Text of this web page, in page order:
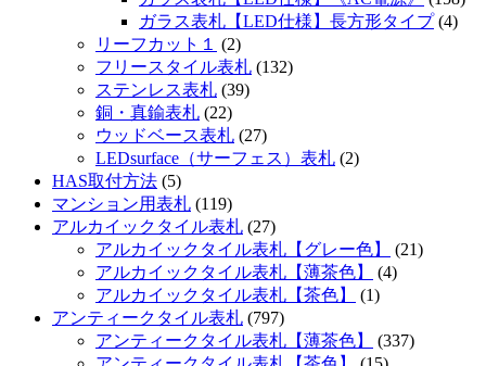
ガラス表札【LED仕様】長方形タイプ(4)
リーフカット１
(2)
フリースタイル表札 (132)
ステンレス表札 (39)
銅・真鍮表札 (22)
ウッドベース表札 (27)
LEDsurface（サーフェス）表札 (2)
HAS取付方法 (5)
マンション用表札 (119)
アルカイックタイル表札 (27)
アルカイックタイル表札【グレー色】
(21)
アルカイックタイル表札【薄茶色】
(4)
アルカイックタイル表札【茶色】
(1)
アンティークタイル表札 (797)
アンティークタイル表札【薄茶色】
(337)